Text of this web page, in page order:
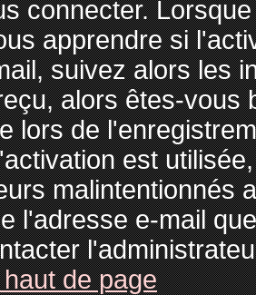
connecter.
apprendre si
suivez alors les
alors êtes-vous
lors de
est
malintentionnés
l'adresse e-mail
de page